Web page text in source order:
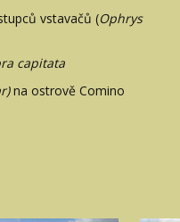
vstavačů (Ophrys
capitata
na ostrově Comino